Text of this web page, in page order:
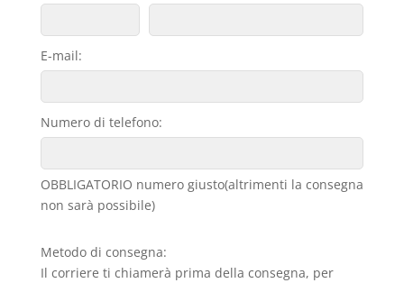
E-mail:
Numero di telefono:
OBBLIGATORIO numero giusto(altrimenti la consegna
non sarà possibile)
Metodo di consegna:
Il corriere ti chiamerà prima della consegna, per